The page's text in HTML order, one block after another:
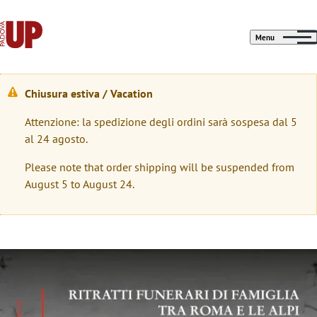
Menu
M
e
s
s
a
g
Chiusura estiva / Vacation
Attenzione: la spedizione degli ordini sarà sospesa dal 5
al 24 agosto.
Please note that order shipping will be suspended from
August 5 to August 24.